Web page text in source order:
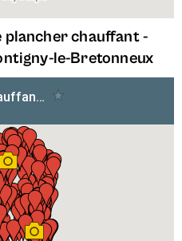
plancher chauffant -
le-Bretonneux